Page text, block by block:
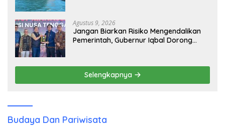
Agustus 9, 2026
Jangan Biarkan Risiko Mengendalikan
Pemerintah, Gubernur Iqbal Dorong
Selengkapnya
Budaya Dan Pariwisata